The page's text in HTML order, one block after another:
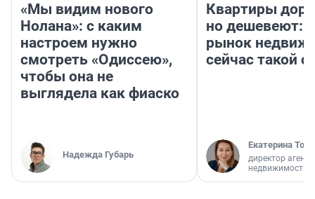
«Мы видим нового
Нолана»: с каким
настроем нужно
смотреть «Одиссею»,
чтобы она не
выглядела как фиаско
Надежда Губарь
Квартиры
но дешевеют:
рынок
сейчас такой
Екатерина
директор
недвижимости